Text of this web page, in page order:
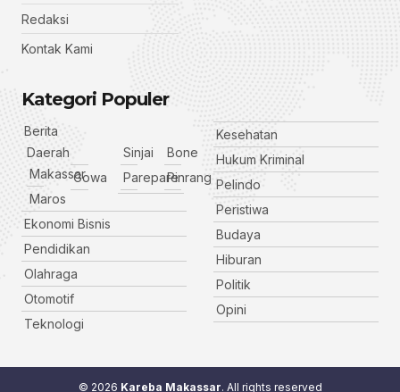
Redaksi
Kontak Kami
Kategori Populer
Berita
Daerah
Makassar
Maros
Gowa
Sinjai
Parepare
Bone
Pinrang
Ekonomi Bisnis
Pendidikan
Olahraga
Otomotif
Teknologi
Kesehatan
Hukum Kriminal
Pelindo
Peristiwa
Budaya
Hiburan
Politik
Opini
© 2026 Kareba Makassar. All rights reserved